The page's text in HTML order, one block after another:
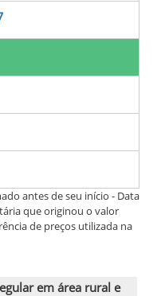
antes de seu início - Data
que originou o valor
de preços utilizada na
em área rural e